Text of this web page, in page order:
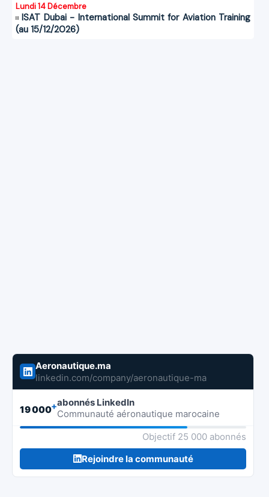
Lundi 14 Décembre
ISAT Dubai - International Summit for Aviation Training
(au 15/12/2026)
Aeronautique.ma
linkedin.com/company/aeronautique-ma
19 000+abonnés LinkedIn
Communauté aéronautique marocaine
Objectif 25 000 abonnés
Rejoindre la communauté